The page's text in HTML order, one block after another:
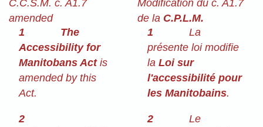
C.C.S.M. c. A1.7
amended
1
The
Accessibility for
Manitobans Actis
amended by this
Act.
Modification du c. A1.7
de la C.P.L.M.
1
La
présente loi modifie
laLoi sur
l'accessibilité pour
les Manitobains.
2
2
Le